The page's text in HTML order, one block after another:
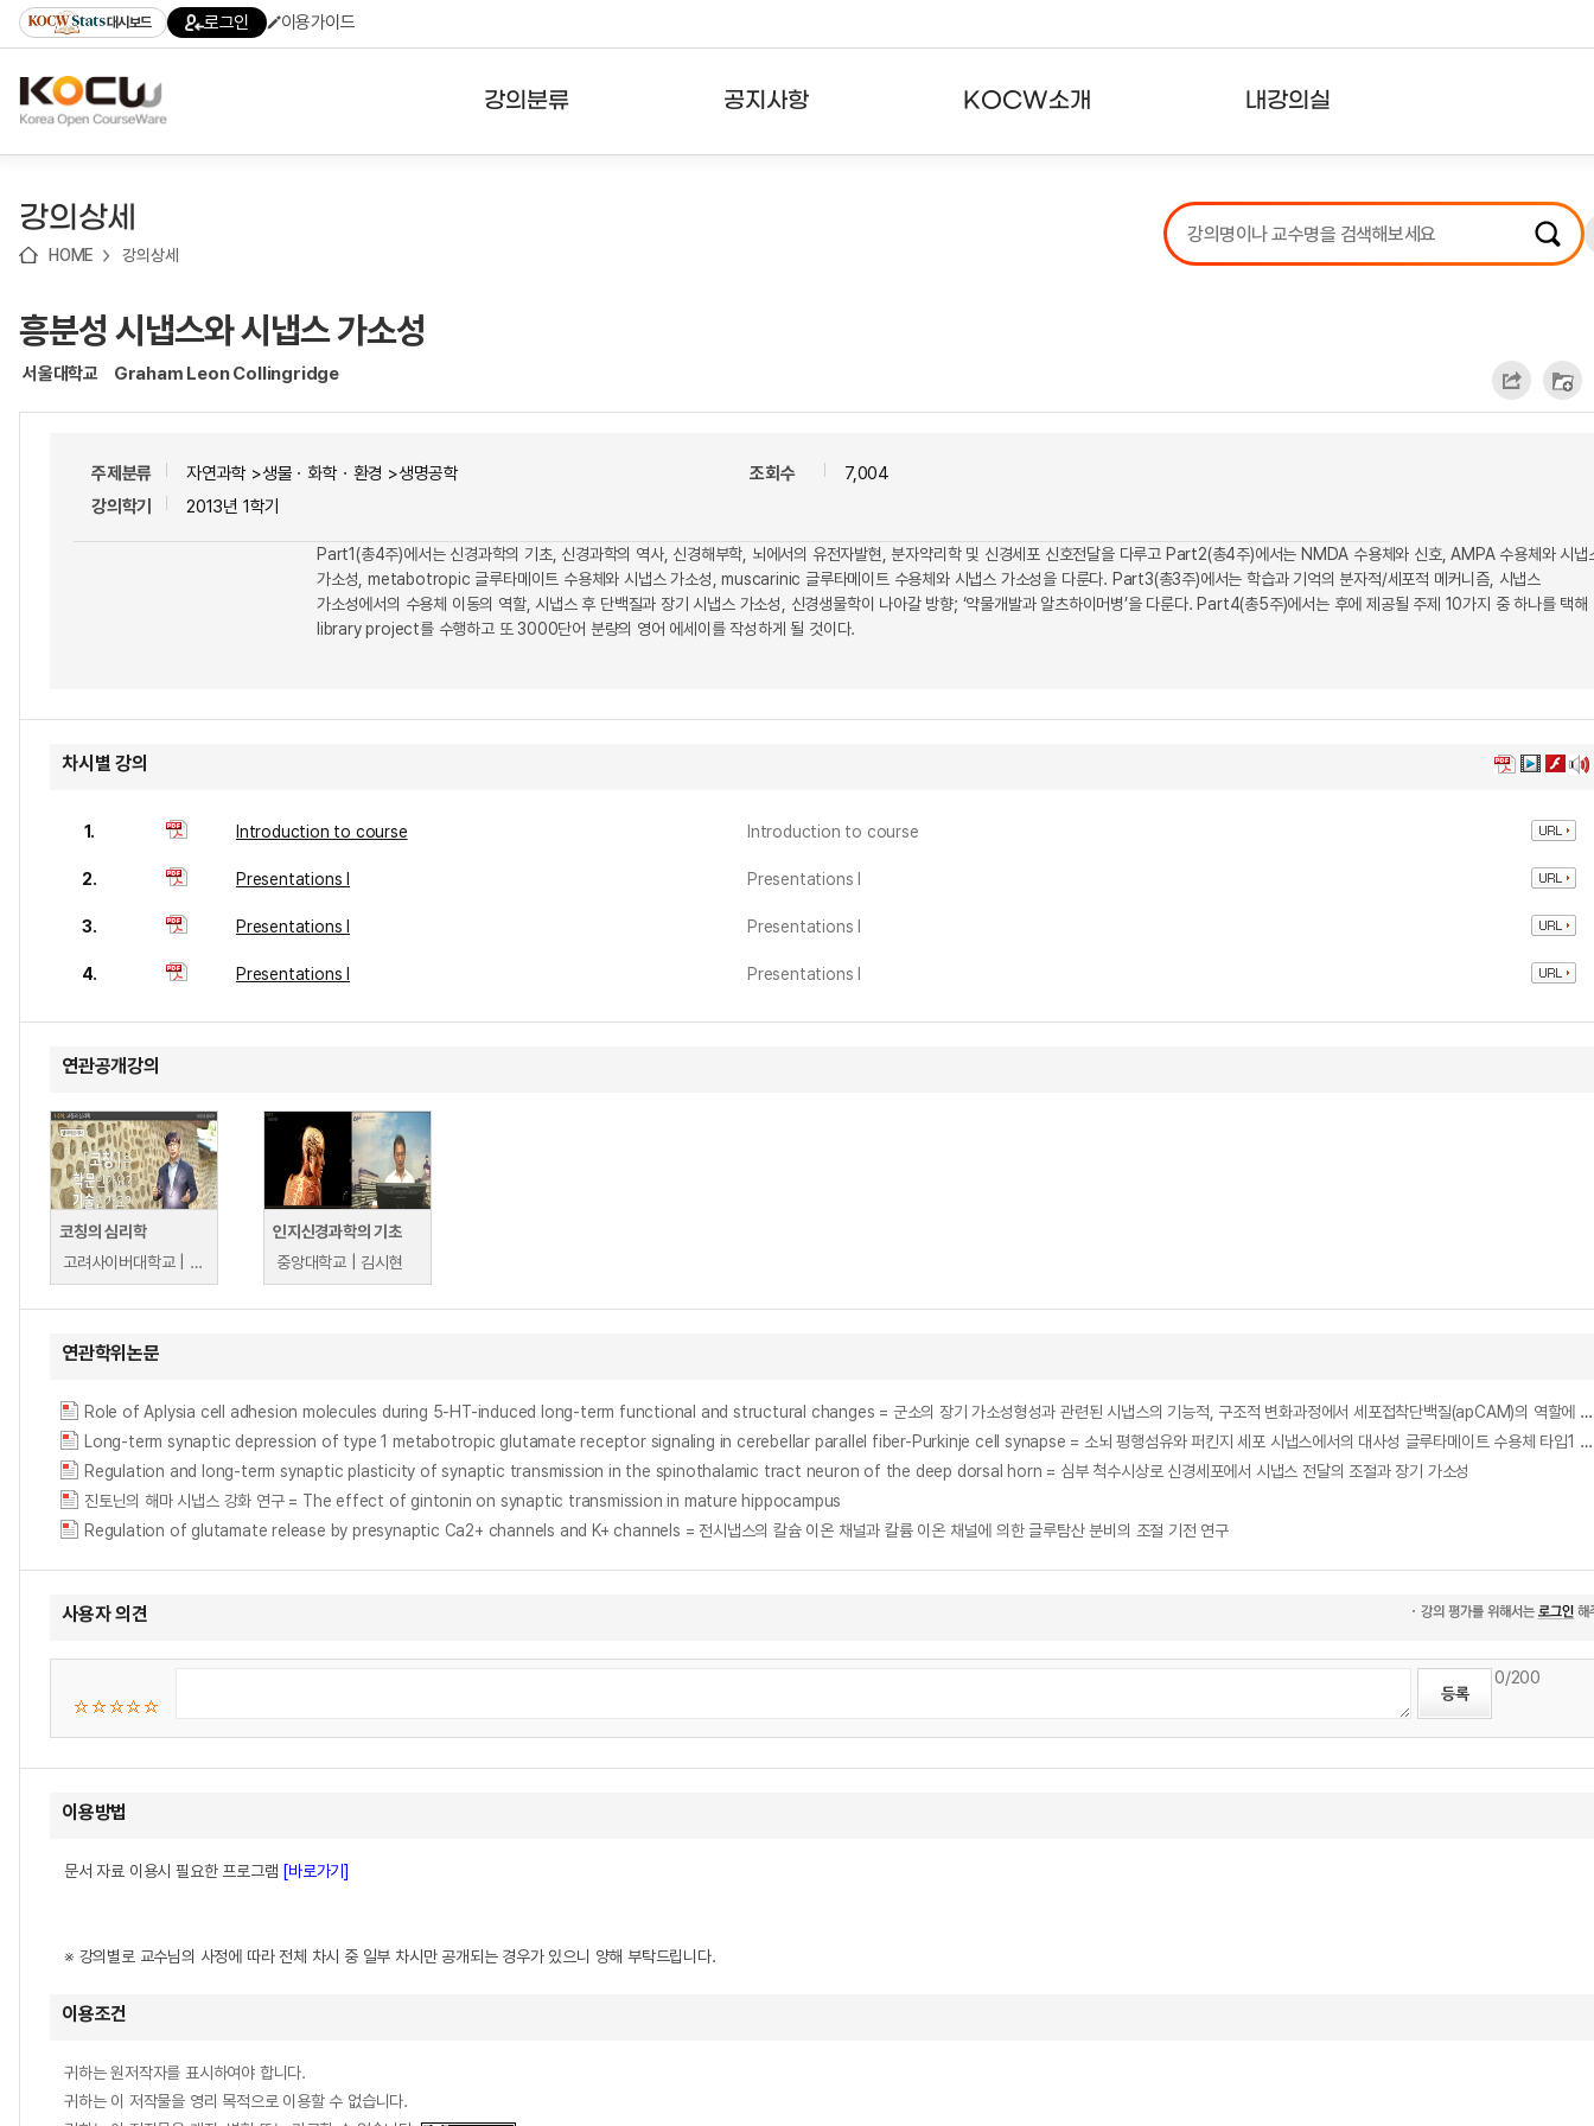
기
기
기
content)
가
대시보드 로그인 이용가이드
강의분류 공지사항 KOCW소개 내강의실
강의리스트
수강확인증강의
강의상세
HOME 강의상세
흥분성 시냅스와 시냅스 가소성
서울대학교 Graham Leon Collingridge
주제분류
자연과학 >생물ㆍ화학ㆍ환경 >생명공학
강의학기
2013년 1학기
조회수 7,004
Part1(총4주)에서는 신경과학의 기초, 신경과학의 역사, 신경해부학, 뇌에서의 유전자발현, 분자약리학 및 신경세포 신호전달을 다루고 Part2(총4주)에서는 NMDA 수용체와 신호, AMPA 수용체와 시냅
가소성, metabotropic 글루타메이트 수용체와 시냅스 가소성, muscarinic 글루타메이트 수용체와 시냅스 가소성을 다룬다. Part3(총3주)에서는 학습과 기억의 분자적/세포적 메커니즘, 시냅스
가소성에서의 수용체 이동의 역할, 시냅스 후 단백질과 장기 시냅스 가소성, 신경생물학이 나아갈 방향; ‘약물개발과 알츠하이머병’을 다룬다. Part4(총5주)에서는 후에 제공될 주제 10가지 중 하나를 택해
library project를 수행하고 또 3000단어 분량의 영어 에세이를 작성하게 될 것이다.
차시별 강의
1. Introduction to course Introduction to course
2. Presentations I Presentations I
3. Presentations I Presentations I
4. Presentations I Presentations I
연관공개강의
코칭의 심리학
고려사이버대학교 | 임기용
인지신경과학의 기초
중앙대학교 | 김시현
연관학위논문
Role of Aplysia cell adhesion molecules during 5-HT-induced long-term functional and structural changes = 군소의 장기 가소성형성과 관련된 시냅스의 기능적, 구조적 변화과정에서 세포접착단백질(apCAM)의 역할에 대한 연구
Long-term synaptic depression of type 1 metabotropic glutamate receptor signaling in cerebellar parallel fiber-Purkinje cell synapse = 소뇌 평행섬유와 퍼킨지 세포 시냅스에서의 대사성 글루타메이트 수용체 타입1 신호의 장기적인 시냅스 저하
Regulation and long-term synaptic plasticity of synaptic transmission in the spinothalamic tract neuron of the deep dorsal horn = 심부 척수시상로 신경세포에서 시냅스 전달의 조절과 장기 가소성
진토닌의 해마 시냅스 강화 연구 = The effect of gintonin on synaptic transmission in mature hippocampus
Regulation of glutamate release by presynaptic Ca2+ channels and K+ channels = 전시냅스의 칼슘 이온 채널과 칼륨 이온 채널에 의한 글루탐산 분비의 조절 기전 연구
사용자 의견
0/200
이용방법
문서 자료 이용시 필요한 프로그램 [바로가기]
※ 강의별로 교수님의 사정에 따라 전체 차시 중 일부 차시만 공개되는 경우가 있으니 양해 부탁드립니다.
이용조건
귀하는 원저작자를 표시하여야 합니다.
귀하는 이 저작물을 영리 목적으로 이용할 수 없습니다.